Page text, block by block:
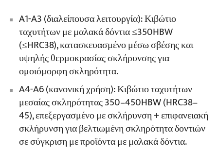
A1-A3 (διαλείπουσα λειτουργία): Κιβώτιο
ταχυτήτων με μαλακά δόντια ≤350HBW
(≤HRC38), κατασκευασμένο μέσω σβέσης και
υψηλής θερμοκρασίας σκλήρυνσης για
ομοιόμορφη σκληρότητα.
A4-A6 (κανονική χρήση): Κιβώτιο ταχυτήτων
μεσαίας σκληρότητας 350–450HBW (HRC38–
45), επεξεργασμένο με σκλήρυνση + επιφανειακή
σκλήρυνση για βελτιωμένη σκληρότητα δοντιών
σε σύγκριση με προϊόντα με μαλακά δόντια.